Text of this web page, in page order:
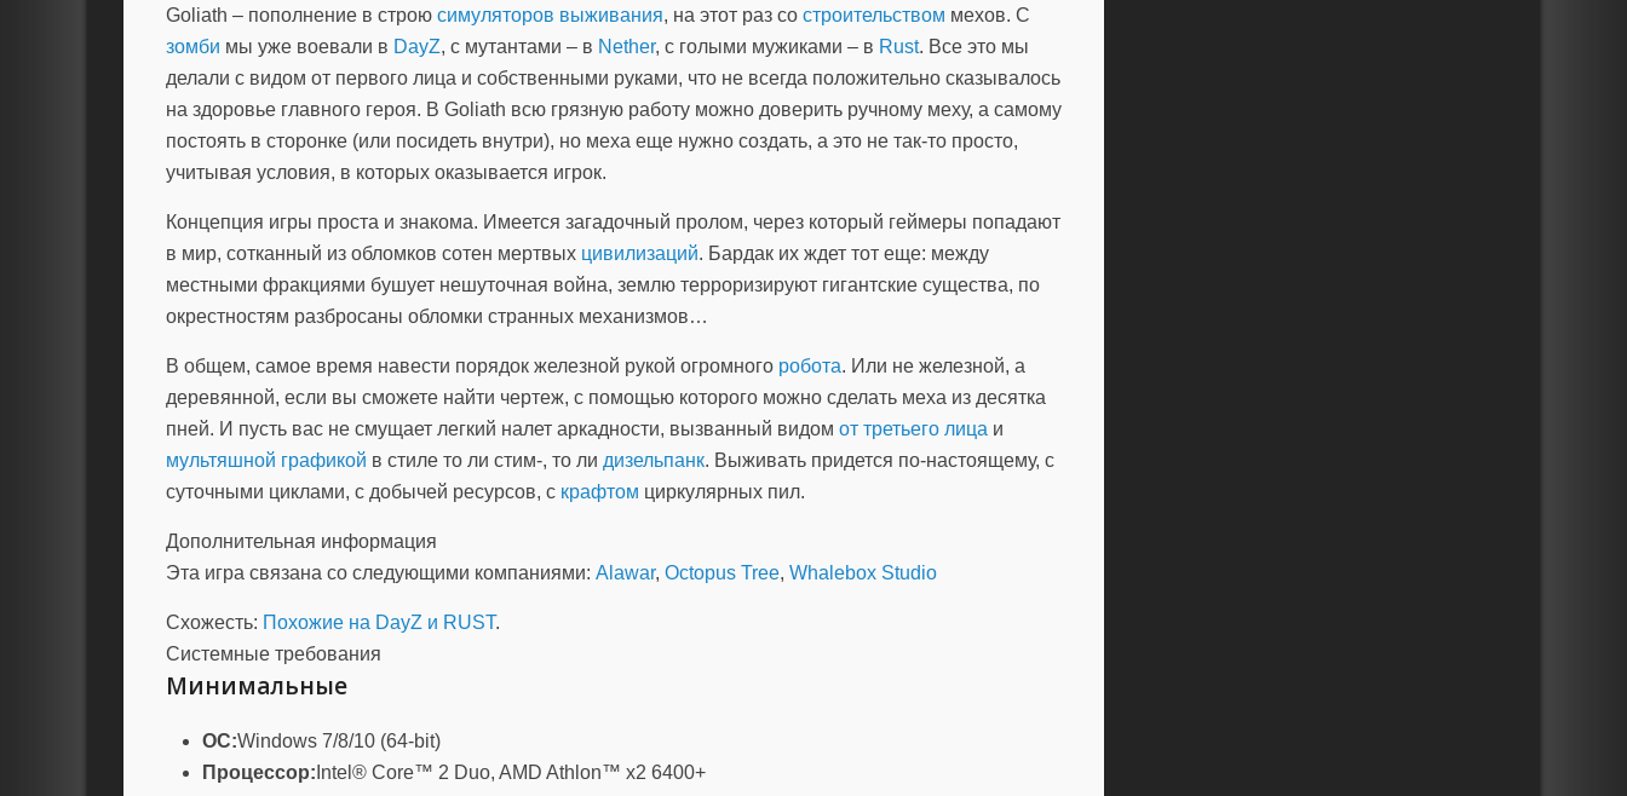
Goliath – пополнение в строю симуляторов выживания, на этот раз со строительством мехов. С
зомби мы уже воевали в DayZ, с мутантами – в Nether, с голыми мужиками – в Rust. Все это мы
делали с видом от первого лица и собственными руками, что не всегда положительно сказывалось
на здоровье главного героя. В Goliath всю грязную работу можно доверить ручному меху, а самому
постоять в сторонке (или посидеть внутри), но меха еще нужно создать, а это не так-то просто,
учитывая условия, в которых оказывается игрок.
Концепция игры проста и знакома. Имеется загадочный пролом, через который геймеры попадают
в мир, сотканный из обломков сотен мертвых цивилизаций. Бардак их ждет тот еще: между
местными фракциями бушует нешуточная война, землю терроризируют гигантские существа, по
окрестностям разбросаны обломки странных механизмов…
В общем, самое время навести порядок железной рукой огромного робота. Или не железной, а
деревянной, если вы сможете найти чертеж, с помощью которого можно сделать меха из десятка
пней. И пусть вас не смущает легкий налет аркадности, вызванный видом от третьего лица и
мультяшной графикой в стиле то ли стим-, то ли дизельпанк. Выживать придется по-настоящему, с
суточными циклами, с добычей ресурсов, с крафтом циркулярных пил.
Дополнительная информация
Эта игра связана со следующими компаниями: Alawar, Octopus Tree, Whalebox Studio
Схожесть: Похожие на DayZ и RUST.
Системные требования
Минимальные
ОС:Windows 7/8/10 (64-bit)
Процессор: Intel® Core™ 2 Duo, AMD Athlon™ x2 6400+